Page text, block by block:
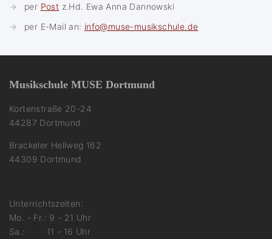
per Post z.Hd. Ewa Anna Dannowski
per E-Mail an: info@muse-musikschule.de
Musikschule MUSE Dortmund
Kortenstraße 20-24
44287 Dortmund
Brackeler Hellweg 162
44309 Dortmund
Unterrichtszeiten:
Mo. - Fr.: 9 - 21 Uhr
Sa.: 11 - 16 Uhr